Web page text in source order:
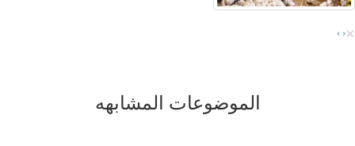
‹
› ×
الموضوعات المشابهه